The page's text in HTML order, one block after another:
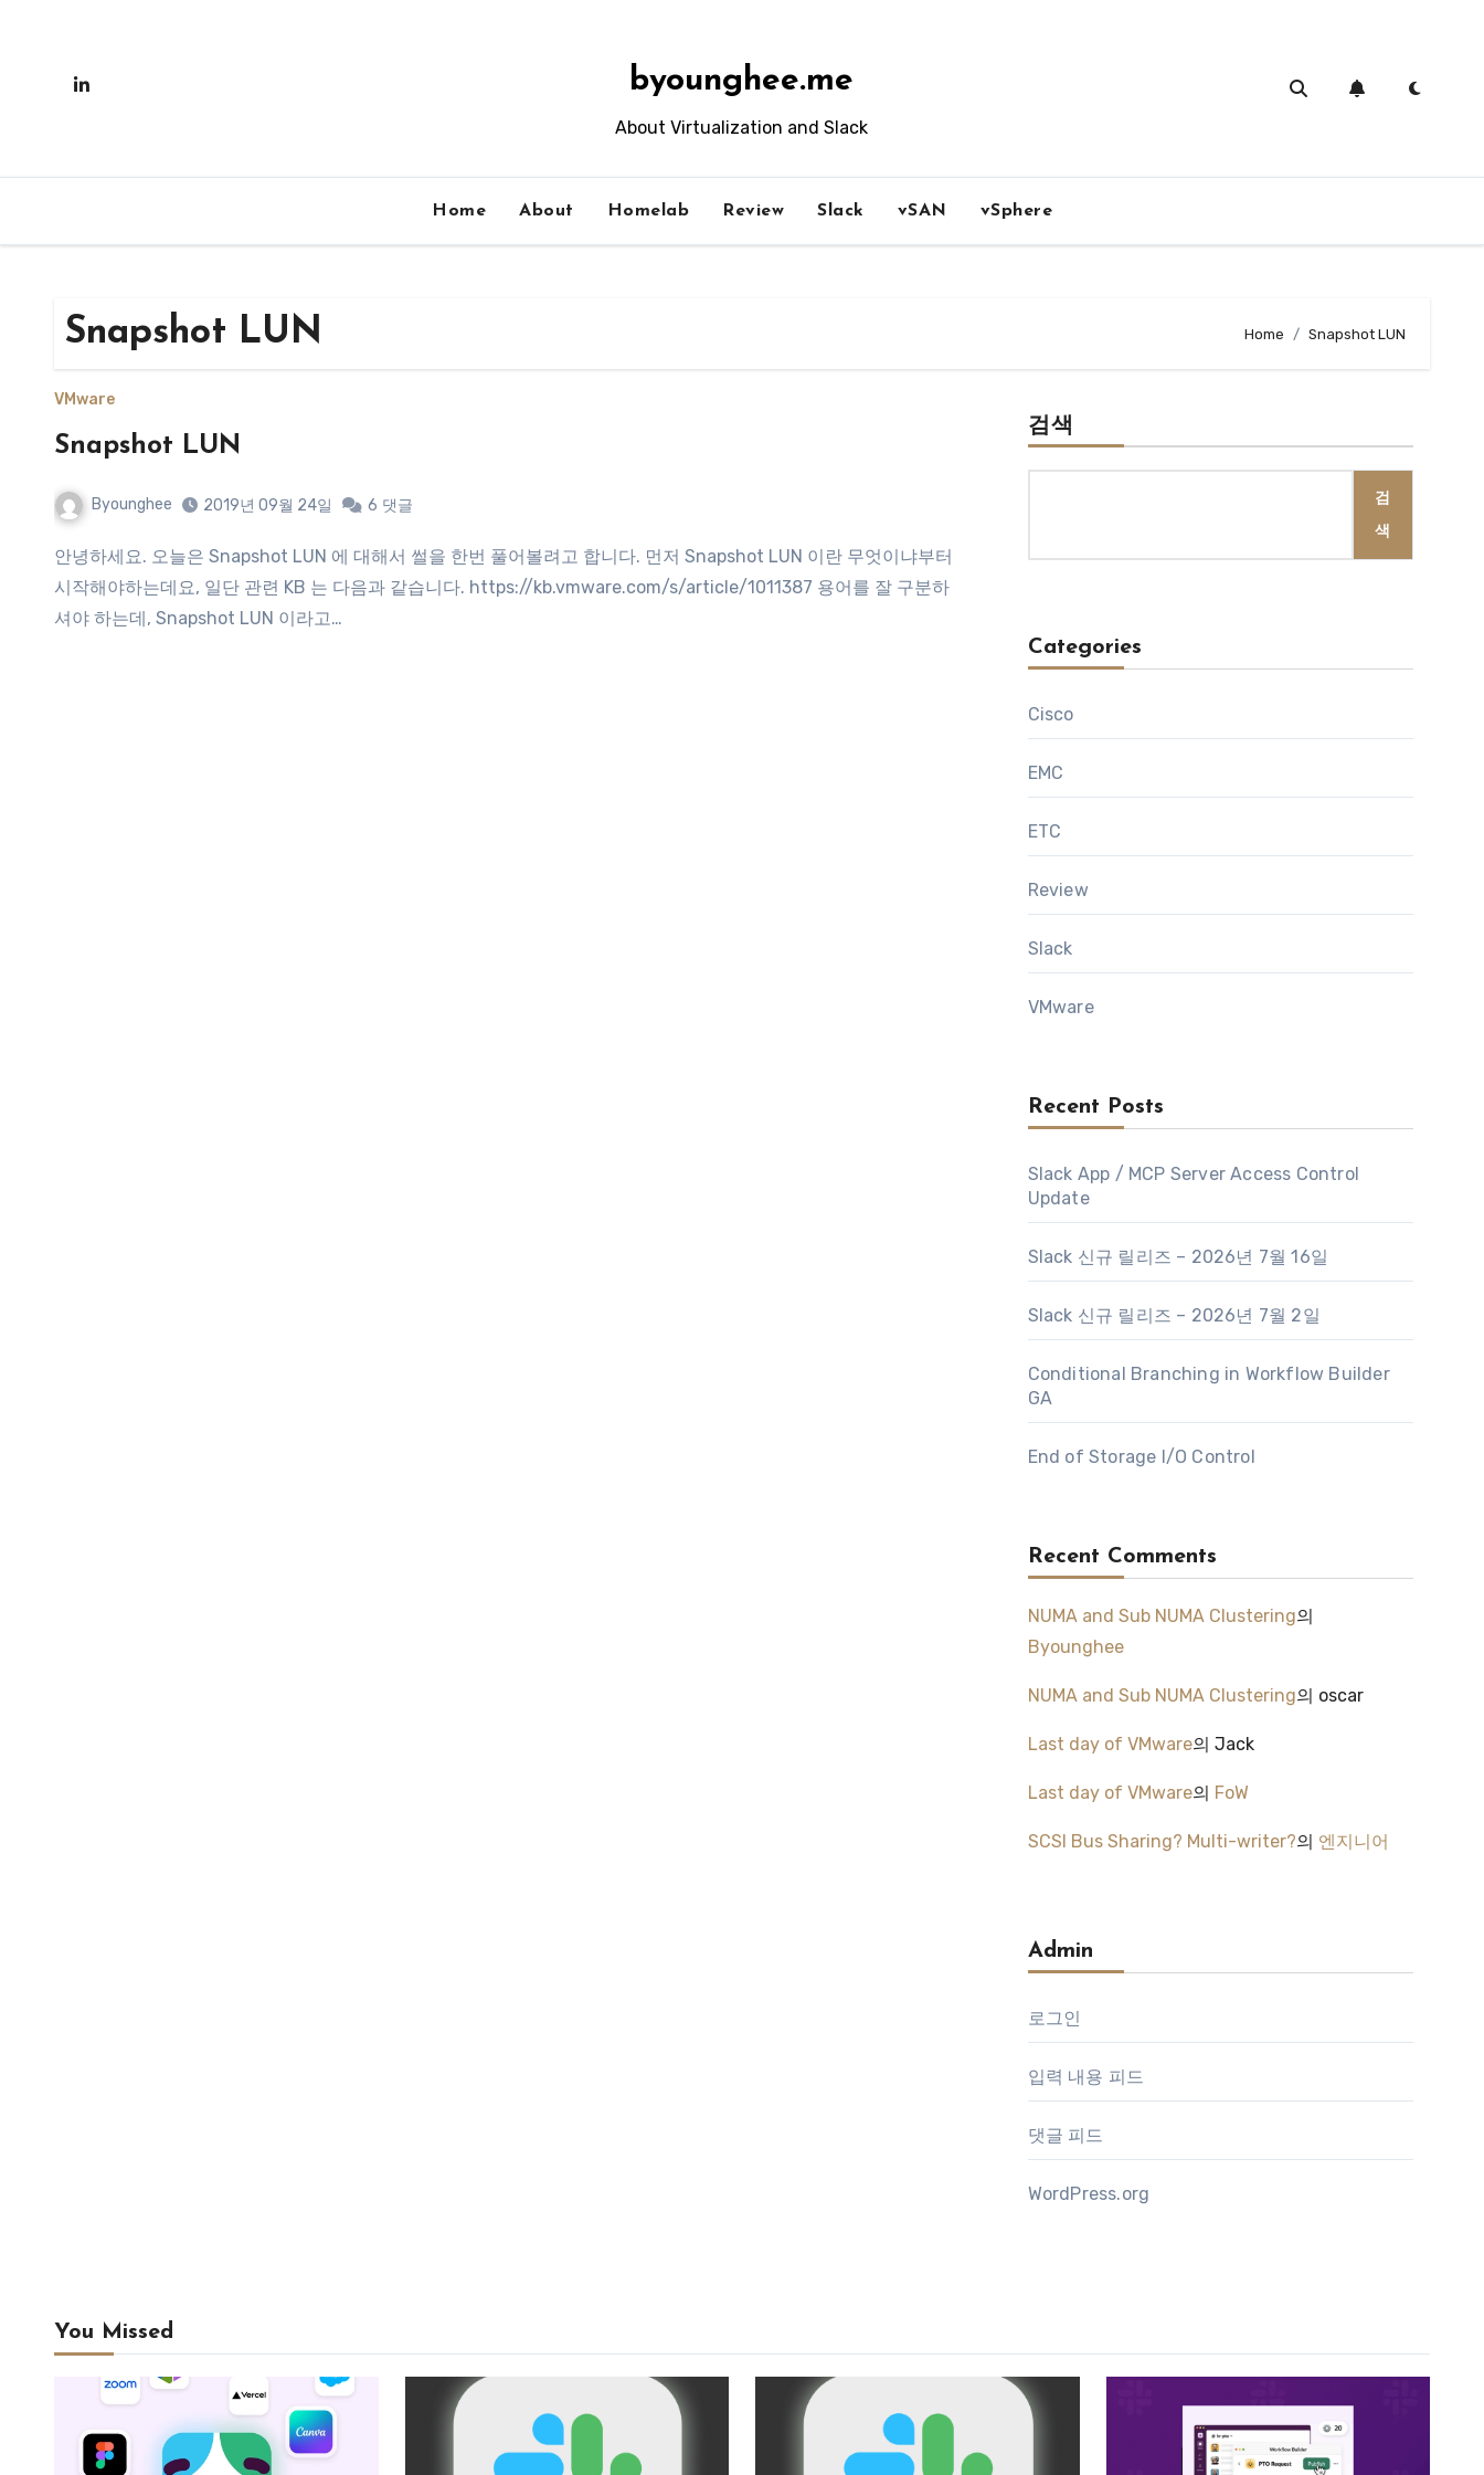
byounghee.me
About Virtualization and Slack
Home About Homelab Review Slack vSAN vSphere
Snapshot LUN Home Snapshot LUN
VMware
Snapshot LUN
Byounghee 2019년 09월 24일 6 댓글
안녕하세요. 오늘은 Snapshot LUN 에 대해서 썰을 한번 풀어볼려고 합니다. 먼저 Snapshot LUN 이란 무엇이냐부터
시작해야하는데요, 일단 관련 KB 는 다음과 같습니다. https://kb.vmware.com/s/article/1011387 용어를 잘 구분하
셔야 하는데, Snapshot LUN 이라고…
검색
검
색
Categories
Cisco
EMC
ETC
Review
Slack
VMware
Recent Posts
Slack App / MCP Server Access Control
Update
Slack 신규 릴리즈 – 2026년 7월 16일
Slack 신규 릴리즈 – 2026년 7월 2일
Conditional Branching in Workflow Builder
GA
End of Storage I/O Control
Recent Comments
NUMA and Sub NUMA Clustering의
Byounghee
NUMA and Sub NUMA Clustering의 oscar
Last day of VMware의 Jack
Last day of VMware의 FoW
SCSI Bus Sharing? Multi-writer?의 엔지니어
Admin
로그인
입력 내용 피드
댓글 피드
WordPress.org
You Missed